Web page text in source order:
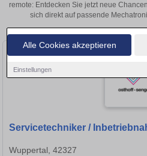
Alle Cookies akzeptieren
Einstellungen
remote: Entdecken Sie jetzt neue
sich direkt auf passende
Servicetechniker /
Wuppertal, 42327